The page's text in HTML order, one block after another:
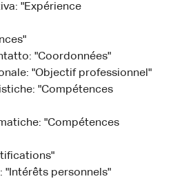
"Expérience
"Coordonnées"
"Objectif professionnel"
"Compétences
"Compétences
"Intérêts personnels"